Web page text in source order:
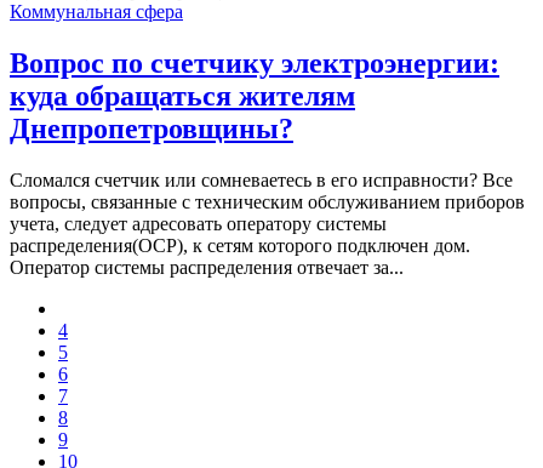
Коммунальная сфера
Вопрос по счетчику электроэнергии:
куда обращаться жителям
Днепропетровщины?
Сломался счетчик или сомневаетесь в его исправности? Все
вопросы, связанные с техническим обслуживанием приборов
учета, следует адресовать оператору системы
распределения(ОСР), к сетям которого подключен дом.
Оператор системы распределения отвечает за...
4
5
6
7
8
9
10